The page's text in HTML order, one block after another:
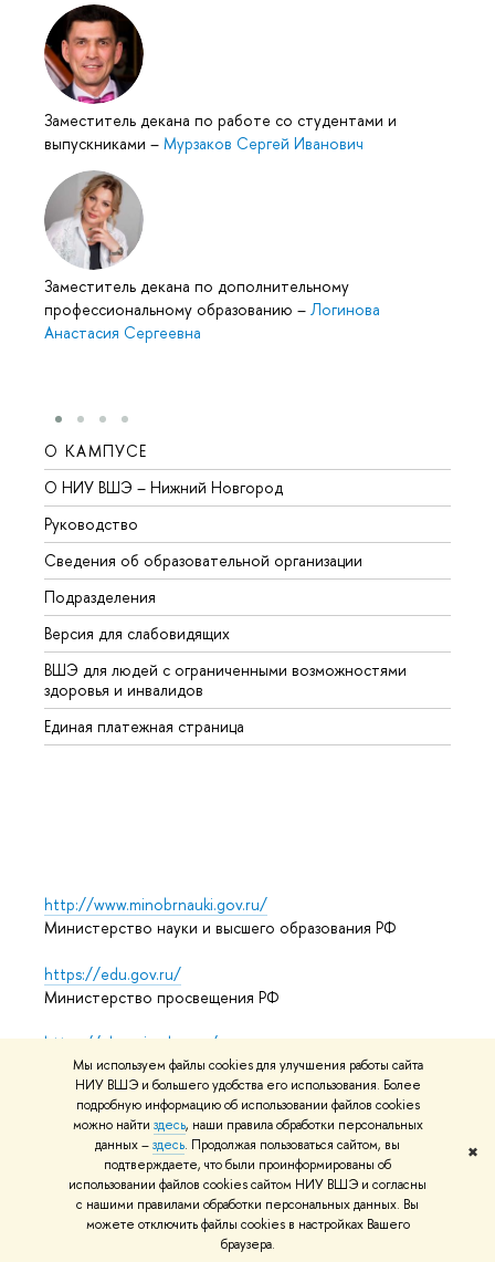
Мы используем файлы cookies для улучшения работы сайта
НИУ ВШЭ и большего удобства его использования. Более
подробную информацию об использовании файлов cookies
можно найти здесь, наши правила обработки персональных
данных –здесь. Продолжая пользоваться сайтом, вы
подтверждаете, что были проинформированы о
использовании файлов cookies сайтом НИУ ВШЭ и согласны
с нашими правилами обработки персональных данных. Вы
можете отключить файлы cookies в настройках Вашего
раузера.
✖
Заместитель декана по работе со студентами и
ыпускниками – Мурзаков Сергей Иванович
Заместитель декана по дополнительному
профессиональному образованию – Логинова
Анастасия Сергеевна
О КАМПУСЕ
О НИУ ВШЭ – Нижний Новгород
Руководство
Сведения об образовательной организации
Подразделения
ерсия для слабовидящих
ШЭ для людей с ограниченными возможностями
здоровья и инвалидо
Единая платежная страница
http://www.minobrnauki.gov.ru/
Министерство науки и высшего образования РФ
https://edu.gov.ru/
Министерство просвещения РФ
https://elearning.hse.ru/mooc
Массовые открытые онлайн-курсы
© НИУ ВШЭ 1993–2026 Адреса и контактыУсловия
использования материалоПолитика конфиденциальности
Карта сайта
Редактору